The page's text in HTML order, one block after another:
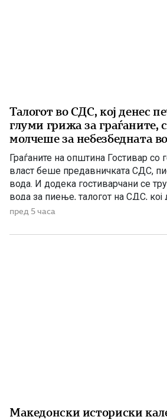
Талогот во СДС, кој денес
глуми грижа за граѓаните,
молчеше за небезбедната
Граѓаните на општина Гостивар со
власт беше предавничката СДС,
вода. И додека гостиварчани се
вода за пиење, талогот на СДС, кој
загриженост, само за да ќари некој
анализи, во повеќе наврати во
пред 5 часа
Македонски историски